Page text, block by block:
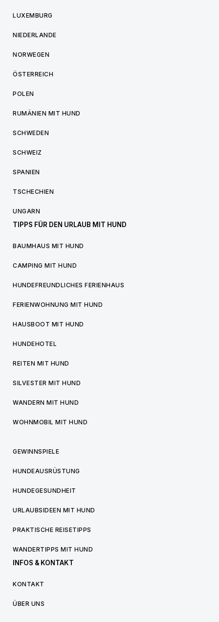
LUXEMBURG
NIEDERLANDE
NORWEGEN
ÖSTERREICH
POLEN
RUMÄNIEN MIT HUND
SCHWEDEN
SCHWEIZ
SPANIEN
TSCHECHIEN
UNGARN
TIPPS FÜR DEN URLAUB MIT HUND
BAUMHAUS MIT HUND
CAMPING MIT HUND
HUNDEFREUNDLICHES FERIENHAUS
FERIENWOHNUNG MIT HUND
HAUSBOOT MIT HUND
HUNDEHOTEL
REITEN MIT HUND
SILVESTER MIT HUND
WANDERN MIT HUND
WOHNMOBIL MIT HUND
GEWINNSPIELE
HUNDEAUSRÜSTUNG
HUNDEGESUNDHEIT
URLAUBSIDEEN MIT HUND
PRAKTISCHE REISETIPPS
WANDERTIPPS MIT HUND
INFOS & KONTAKT
KONTAKT
ÜBER UNS